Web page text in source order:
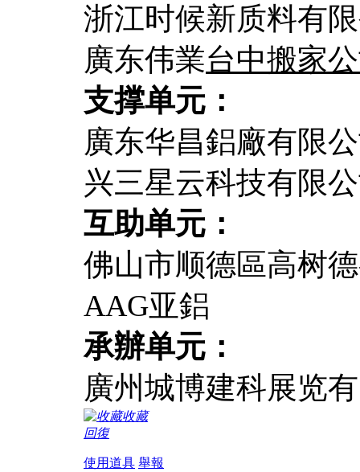
浙江时候新质料有
廣东伟業台中搬家
支撑单元：
廣东华昌鋁廠有限
兴三星云科技有限
互助单元：
佛山市顺德區高树
AAG亚鋁
承辦单元：
廣州城博建科展览
收藏
回復
使用道具 舉報